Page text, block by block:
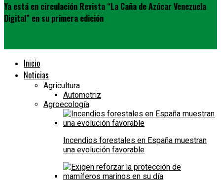
Ya está en circulación Revista “La Caña de Azúcar Venezuela
Digital” en su primera edición
Inicio
Noticias
Agricultura
Automotriz
Agroecología
Incendios forestales en España muestran
una evolución favorable